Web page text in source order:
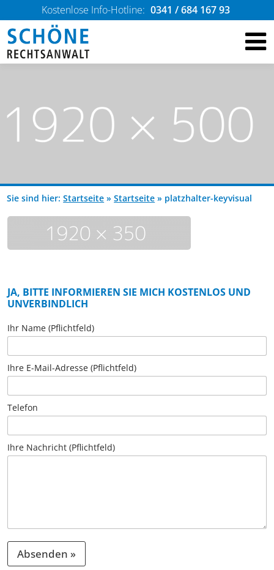
Kostenlose Info-Hotline: 0341 / 684 167 93
Sie sind hier:Startseite »Startseite » platzhalter-keyvisual
JA, BITTE INFORMIEREN SIE MICH KOSTENLOS UND
UNVERBINDLICH
Ihr Name (Pflichtfeld)
Ihre E-Mail-Adresse (Pflichtfeld)
Telefon
Ihre Nachricht (Pflichtfeld)
Absenden »